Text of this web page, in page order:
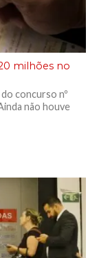
milhões no
concurso nº
não houve